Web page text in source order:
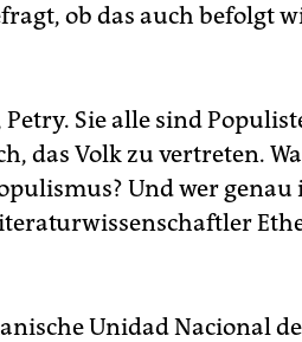
ob das auch befolgt
Petry. Sie alle sind
das Volk zu vertreten.
Und wer genau
Unidad Nacional